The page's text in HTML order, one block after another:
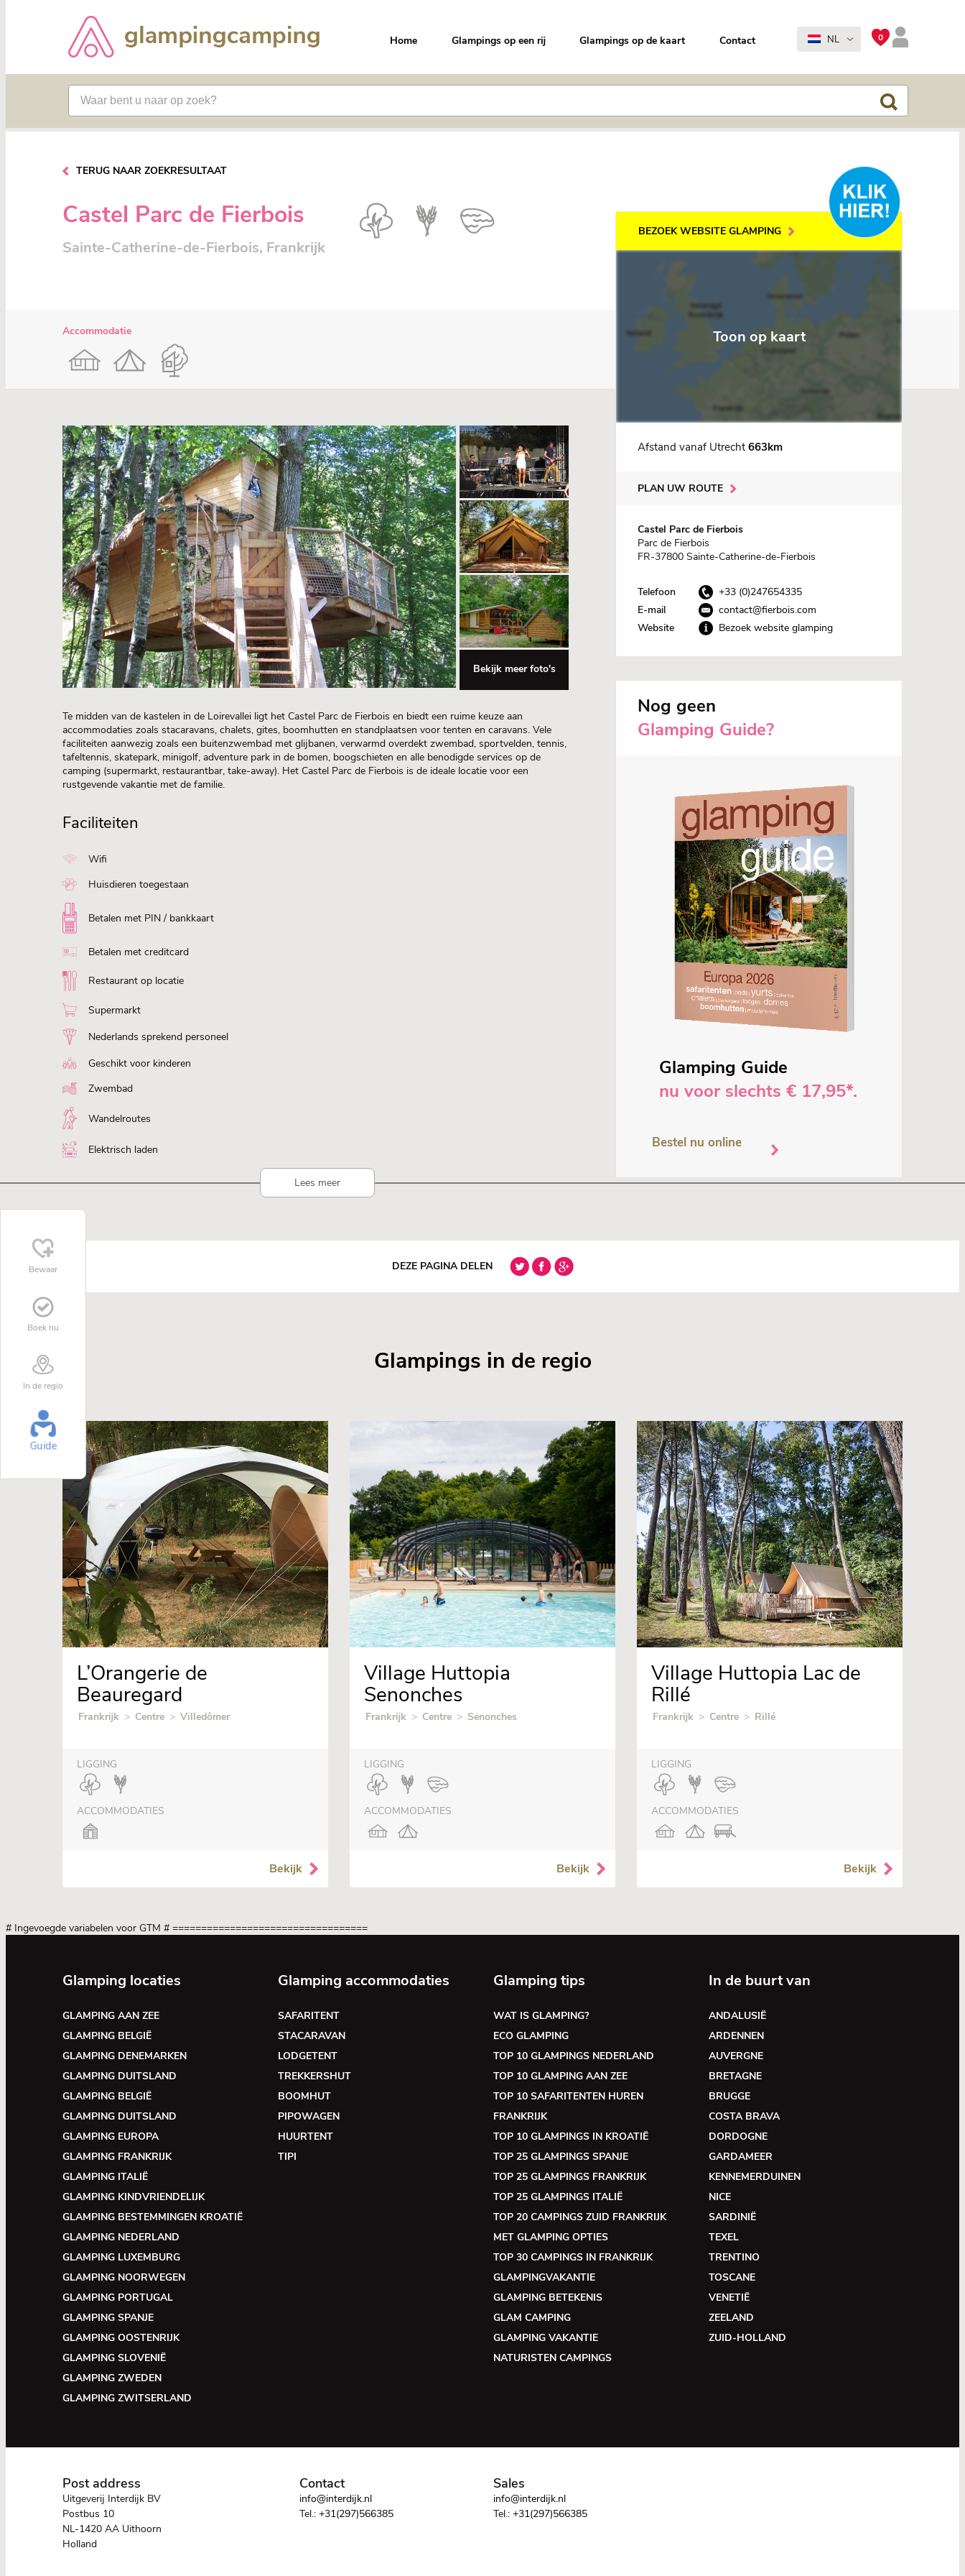
Home Glampings op een rij Glampings op de kaart Contact 0
NL
TERUG NAAR ZOEKRESULTAAT
Castel Parc de Fierbois
Sainte-Catherine-de-Fierbois, Frankrijk
Accommodatie
Bekijk meer foto's
Te midden van de kastelen in de Loirevallei ligt het Castel Parc de Fierbois en biedt een ruime keuze aan
accommodaties zoals stacaravans, chalets, gites, boomhutten en standplaatsen voor tenten en caravans. Vele
faciliteiten aanwezig zoals een buitenzwembad met glijbanen, verwarmd overdekt zwembad, sportvelden, tennis,
tafeltennis, skatepark, minigolf, adventure park in de bomen, boogschieten en alle benodigde services op de
camping (supermarkt, restaurantbar, take-away). Het Castel Parc de Fierbois is de ideale locatie voor een
rustgevende vakantie met de familie.
Faciliteiten
Wifi
Huisdieren toegestaan
Betalen met PIN / bankkaart
Betalen met creditcard
Restaurant op locatie
Supermarkt
Nederlands sprekend personeel
Geschikt voor kinderen
Zwembad
Wandelroutes
Elektrisch laden
Lees meer
BEZOEK WEBSITE GLAMPING
Toon op kaart
Afstand vanaf Utrecht 663km
PLAN UW ROUTE
Castel Parc de Fierbois
Parc de Fierbois
FR-37800 Sainte-Catherine-de-Fierbois
Telefoon
+33 (0)247654335
E-mail
contact@fierbois.com
Website
Bezoek website glamping
Nog geen
Glamping Guide?
Glamping Guide
nu voor slechts € 17,95*.
Bestel nu online
DEZE PAGINA DELEN
Glampings in de regio
L’Orangerie de
Beauregard
Frankrijk > Centre > Villedômer
LIGGING
ACCOMMODATIES
Bekijk
Village Huttopia
Senonches
Frankrijk > Centre > Senonches
LIGGING
ACCOMMODATIES
Bekijk
Village Huttopia Lac de
Rillé
Frankrijk > Centre > Rillé
LIGGING
ACCOMMODATIES
Bekijk
Bewaar
Boek nu
In de regio
Guide
# Ingevoegde variabelen voor GTM # ==================================
Glamping locaties
GLAMPING AAN ZEE
GLAMPING BELGIË
GLAMPING DENEMARKEN
GLAMPING DUITSLAND
GLAMPING BELGIË
GLAMPING DUITSLAND
GLAMPING EUROPA
GLAMPING FRANKRIJK
GLAMPING ITALIË
GLAMPING KINDVRIENDELIJK
GLAMPING BESTEMMINGEN KROATIË
GLAMPING NEDERLAND
GLAMPING LUXEMBURG
GLAMPING NOORWEGEN
GLAMPING PORTUGAL
GLAMPING SPANJE
GLAMPING OOSTENRIJK
GLAMPING SLOVENIË
GLAMPING ZWEDEN
GLAMPING ZWITSERLAND
Glamping accommodaties
SAFARITENT
STACARAVAN
LODGETENT
TREKKERSHUT
BOOMHUT
PIPOWAGEN
HUURTENT
TIPI
Glamping tips
WAT IS GLAMPING?
ECO GLAMPING
TOP 10 GLAMPINGS NEDERLAND
TOP 10 GLAMPING AAN ZEE
TOP 10 SAFARITENTEN HUREN
FRANKRIJK
TOP 10 GLAMPINGS IN KROATIË
TOP 25 GLAMPINGS SPANJE
TOP 25 GLAMPINGS FRANKRIJK
TOP 25 GLAMPINGS ITALIË
TOP 20 CAMPINGS ZUID FRANKRIJK
MET GLAMPING OPTIES
TOP 30 CAMPINGS IN FRANKRIJK
GLAMPINGVAKANTIE
GLAMPING BETEKENIS
GLAM CAMPING
GLAMPING VAKANTIE
NATURISTEN CAMPINGS
In de buurt van
ANDALUSIË
ARDENNEN
AUVERGNE
BRETAGNE
BRUGGE
COSTA BRAVA
DORDOGNE
GARDAMEER
KENNEMERDUINEN
NICE
SARDINIË
TEXEL
TRENTINO
TOSCANE
VENETIË
ZEELAND
ZUID-HOLLAND
Post address
Uitgeverij Interdijk BV
Postbus 10
NL-1420 AA Uithoorn
Holland
Contact
info@interdijk.nl
Tel.: +31(297)566385
Sales
info@interdijk.nl
Tel.: +31(297)566385